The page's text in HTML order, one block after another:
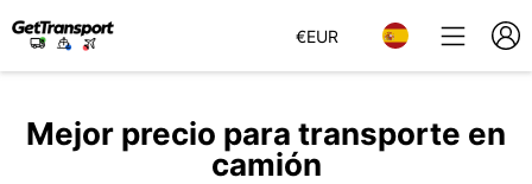
€EUR
Mejor precio para transporte en
camión